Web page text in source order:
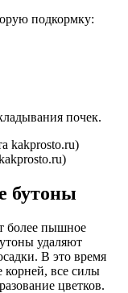
подкормку:
почек.
бутоны
более пышное
удаляют
В это время
корней, все силы
цветков.